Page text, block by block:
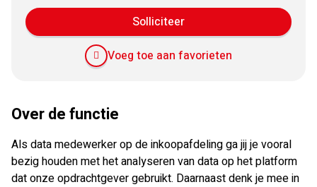
Solliciteer
Voeg toe aan favorieten
Over de functie
Als data medewerker op de inkoopafdeling ga jij je vooral
bezig houden met het analyseren van data op het platform
dat onze opdrachtgever gebruikt. Daarnaast denk je mee in